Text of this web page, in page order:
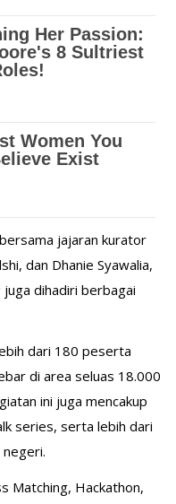
jajaran kurator
dan Dhanie Syawalia,
dihadiri berbagai
dari 180 peserta
di area seluas 18.000
ini juga mencakup
series, serta lebih dari
Matching, Hackathon,